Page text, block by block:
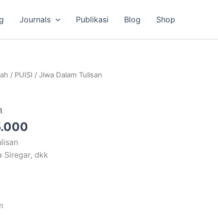
Journals Publikasi Blog Shop
/ PUISI / Jiwa Dalam Tulisan
Harga
Siregar, dkk